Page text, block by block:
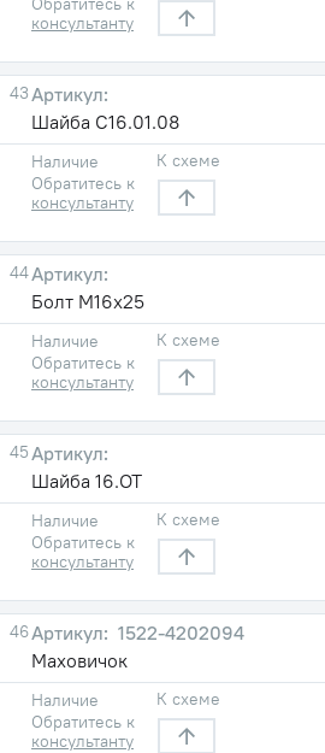
консультанту
43
Шайба С16.01.08
Наличие
Обратитесь к
консультанту
К схеме
44
Болт M16х25
Наличие
Обратитесь к
консультанту
К схеме
45
Шайба 16.ОТ
Наличие
Обратитесь к
консультанту
К схеме
46
1522-4202094
Маховичок
Наличие
Обратитесь к
консультанту
К схеме